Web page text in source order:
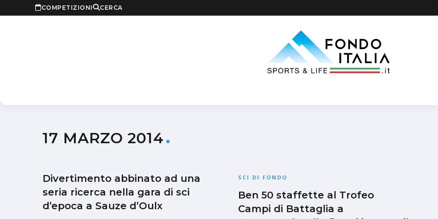
COMPETIZIONI CERCA
17 MARZO 2014
Divertimento abbinato ad una
seria ricerca nella gara di sci
d’epoca a Sauze d’Oulx
SCI DI FONDO
Ben 50 staffette al Trofeo
Campi di Battaglia a